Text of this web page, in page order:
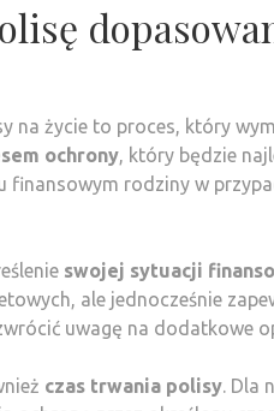
na życie to proces, który
ochrony, który będzie
finansowym rodziny w
swojej sytuacji
ale jednocześnie
uwagę na dodatkowe
czas trwania polisy. Dla